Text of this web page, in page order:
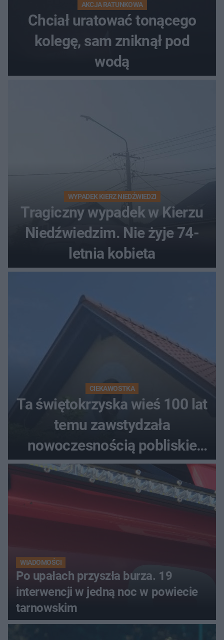
AKCJA RATUNKOWA
Chciał uratować tonącego
kolegę, sam zniknął pod
wodą
WYPADEK KIERZ NIEDŹWIEDZI
Tragiczny wypadek w Kierzu
Niedźwiedzim. Nie żyje 74-
letnia kobieta
CIEKAWOSTKA
Ta świętokrzyska wieś 100 lat
temu zawstydzała
nowoczesnością pobliskie
miasta. Prąd, telefon i
luksusowa auta
WIADOMOŚCI
Po upałach przyszła burza. 19
interwencji w jedną noc w powiecie
tarnowskim